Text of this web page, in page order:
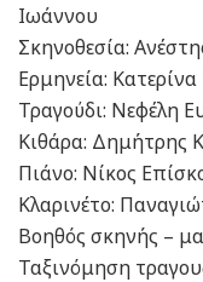
Ιωάννου
Σκηνοθεσία:
Ερμηνεία: Κατερίνα
Τραγούδι: Νεφέλη
Κιθάρα: Δημήτρης
Πιάνο: Νίκος
Κλαρινέτο:
Βοηθός σκηνής –
Ταξινόμηση